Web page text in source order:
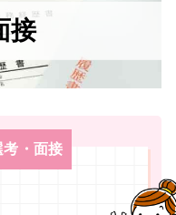
接
考・面接